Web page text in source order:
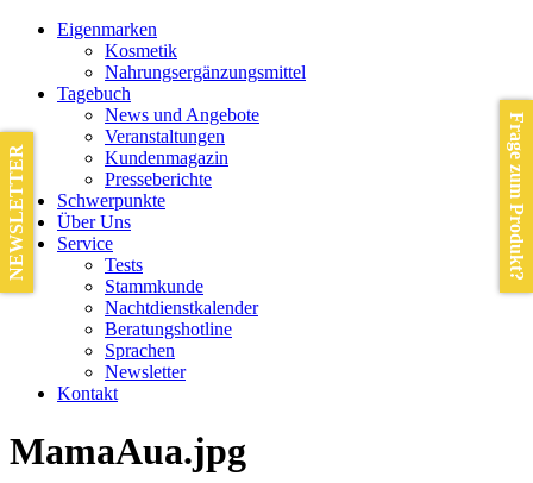
Eigenmarken
Kosmetik
Nahrungsergänzungsmittel
Tagebuch
News und Angebote
Veranstaltungen
Kundenmagazin
Presseberichte
Schwerpunkte
Über Uns
Service
Tests
Stammkunde
Nachtdienstkalender
Beratungshotline
Sprachen
Newsletter
Kontakt
MamaAua.jpg
Frage zum Produkt?
NEWSLETTER